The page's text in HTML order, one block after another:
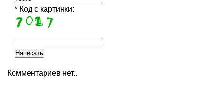
* Код с картинки:
Комментариев нет..